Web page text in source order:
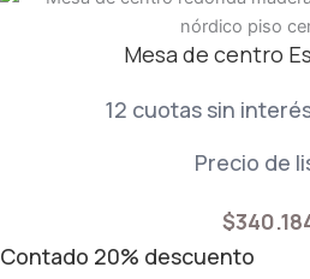
Mesa de centro
12 cuotas sin
Precio de
$
Contado 20% descuento